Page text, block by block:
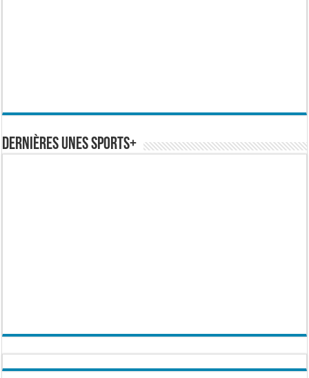
Dernières Unes Sports+